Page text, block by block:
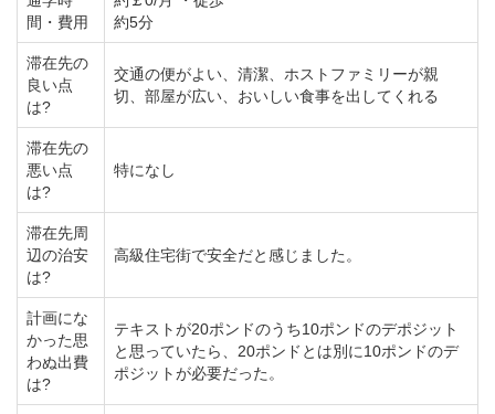
間・費用
約5分
滞在先の
良い点
は?
交通の便がよい、清潔、ホストファミリーが親
切、部屋が広い、おいしい食事を出してくれる
滞在先の
悪い点
は?
特になし
滞在先周
辺の治安
は?
高級住宅街で安全だと感じました。
計画にな
かった思
わぬ出費
は?
テキストが20ポンドのうち10ポンドのデポジット
と思っていたら、20ポンドとは別に10ポンドのデ
ポジットが必要だった。